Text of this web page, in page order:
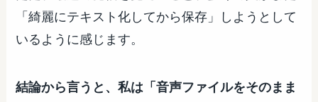
「綺麗にテキスト化してから保存」しようとして
いるように感じます。
結論から言うと、私は「音声ファイルをそのまま